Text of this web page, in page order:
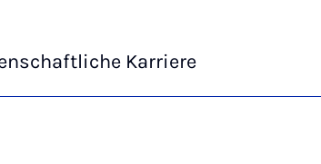
Karriere